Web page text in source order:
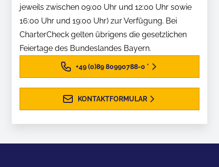
jeweils zwischen 09:00 Uhr und 12:00 Uhr sowie
16:00 Uhr und 19:00 Uhr) zur Verfügung. Bei
CharterCheck gelten übrigens die gesetzlichen
Feiertage des Bundeslandes Bayern.
+49 (0)89 80990788-0 *
KONTAKTFORMULAR